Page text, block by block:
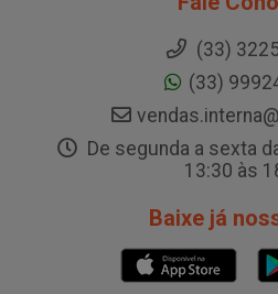
(33)
(33)
De segunda a sexta
13:30 às
Baixe já